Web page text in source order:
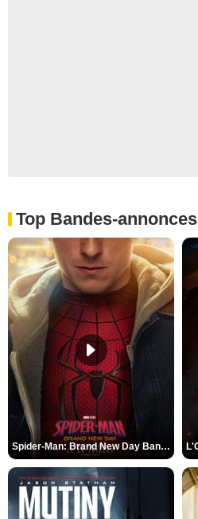
Top Bandes-annonces
Spider-Man: Brand New Day Bande-annonce VO STFR